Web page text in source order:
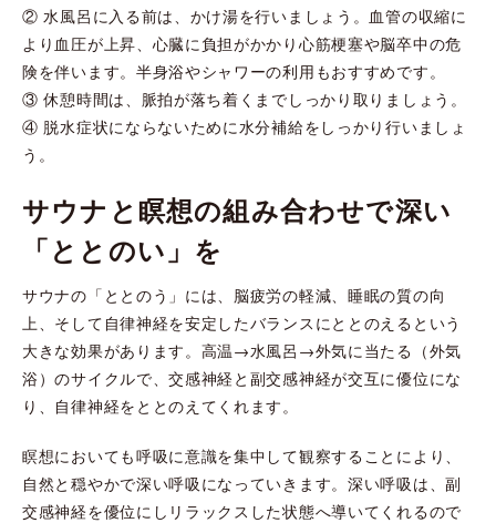
② 水風呂に入る前は、かけ湯を行いましょう。血管の収縮に
より血圧が上昇、心臓に負担がかかり心筋梗塞や脳卒中の危
険を伴います。半身浴やシャワーの利用もおすすめです。
③ 休憩時間は、脈拍が落ち着くまでしっかり取りましょう。
④ 脱水症状にならないために水分補給をしっかり行いましょ
う。
サウナと瞑想の組み合わせで深い
「ととのい」を
サウナの「ととのう」には、脳疲労の軽減、睡眠の質の向
上、そして自律神経を安定したバランスにととのえるという
大きな効果があります。高温→水風呂→外気に当たる（外気
浴）のサイクルで、交感神経と副交感神経が交互に優位にな
り、自律神経をととのえてくれます。
瞑想においても呼吸に意識を集中して観察することにより、
自然と穏やかで深い呼吸になっていきます。深い呼吸は、副
交感神経を優位にしリラックスした状態へ導いてくれるので